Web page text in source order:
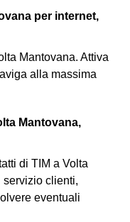
per internet,
Mantovana. Attiva
alla massima
Mantovana,
di TIM a Volta
servizio clienti,
eventuali